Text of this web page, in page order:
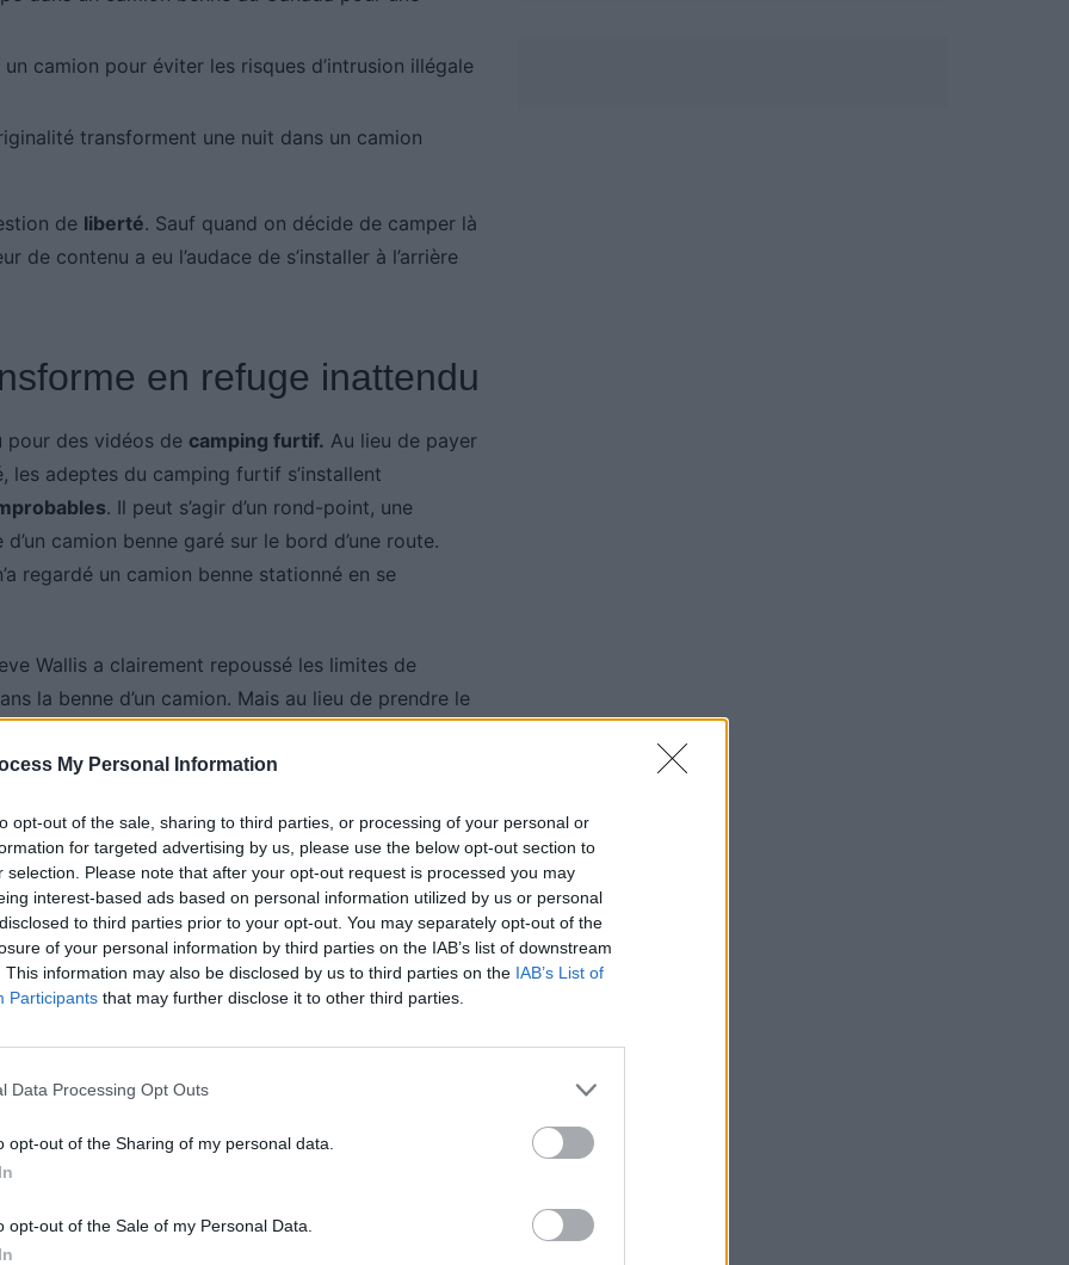
My Personal Information
opt-out of the sale, sharing to third parties, or processing of your personal or
for targeted advertising by us, please use the below opt-out section to
selection. Please note that after your opt-out request is processed you may
interest-based ads based on personal information utilized by us or personal
to third parties prior to your opt-out. You may separately opt-out of the
of your personal information by third parties on the IAB’s list of downstream
This information may also be disclosed by us to third parties on the IAB’s List of
Participants that may further disclose it to other third parties.
Data Processing Opt Outs
opt-out of the Sharing of my personal data.
opt-out of the Sale of my Personal Data.
camion pour éviter les risques d’intrusion illégale
transforment une nuit dans un camion
de liberté. Sauf quand on décide de camper là
de contenu a eu l’audace de s’installer à l’arrière
en refuge inattendu
pour des vidéos de camping furtif. Au lieu de payer
les adeptes du camping furtif s’installent
. Il peut s’agir d’un rond-point, une
camion benne garé sur le bord d’une route.
regardé un camion benne stationné en se
Wallis a clairement repoussé les limites de
la benne d’un camion. Mais au lieu de prendre le
peuvent considérer que c’est de la triche, mais